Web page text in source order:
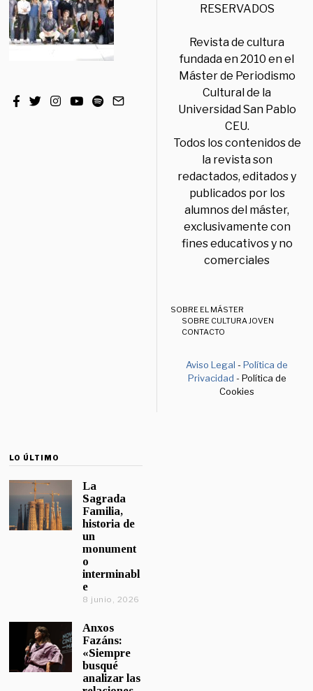
RESERVADOS
Revista de cultura
fundada en 2010 en el
Máster de Periodismo
Cultural de la
Universidad San Pablo
CEU.
Todos los contenidos de
la revista son
redactados, editados y
publicados por los
alumnos del máster,
exclusivamente con
fines educativos y no
comerciales
SOBRE EL MÁSTER
SOBRE CULTURA JOVEN
CONTACTO
Aviso Legal -Política de
Privacidad - Política de
Cookies
LO ÚLTIMO
La
Sagrada
Familia,
historia de
un
monument
o
interminabl
e
8 junio, 2026
Anxos
Fazáns:
«Siempre
busqué
analizar las